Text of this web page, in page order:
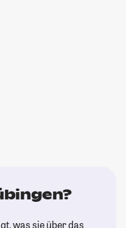
was sie über das